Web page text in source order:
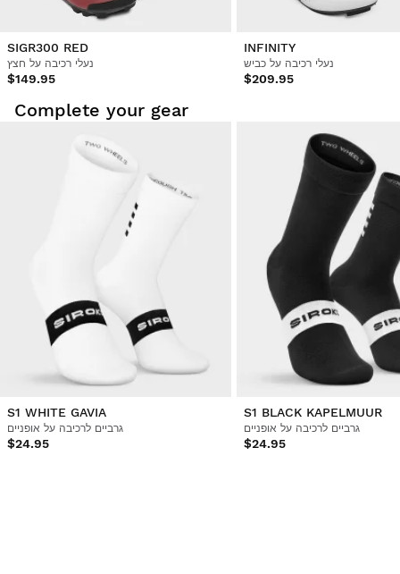
SIGR300 RED
נעלי רכיבה על חצץ
$149.95
INFINITY
נעלי רכיבה על כביש
$209.95
Complete your gear
S1 WHITE GAVIA
גרביים לרכיבה על אופניים
$24.95
S1 BLACK KAPELMUUR
גרביים לרכיבה על אופניים
$24.95